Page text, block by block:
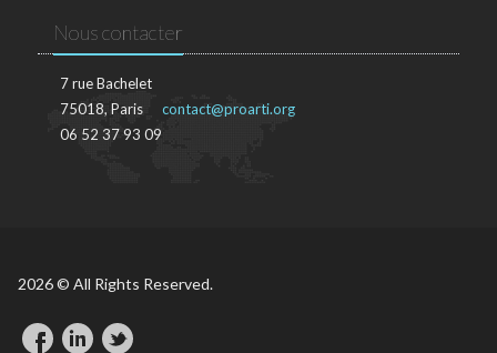
Nous contacter
7 rue Bachelet
75018, Paris
06 52 37 93 09
contact@proarti.org
2026 © All Rights Reserved.